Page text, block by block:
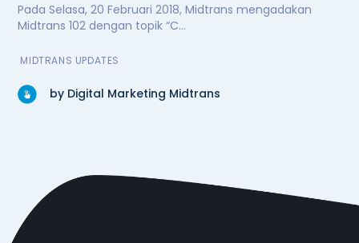
Pada Selasa, 20 Februari 2018, Midtrans mengadakan
Midtrans 102 dengan topik “C...
MIDTRANS UPDATES
by Digital Marketing Midtrans